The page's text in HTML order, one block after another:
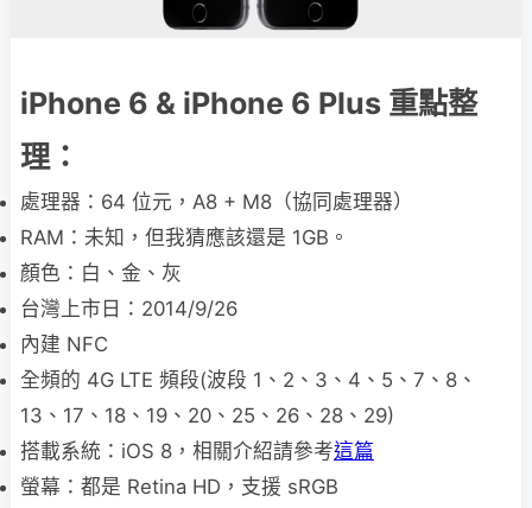
iPhone 6 & iPhone 6 Plus 重點整
理：
處理器：64 位元，A8 + M8（協同處理器）
RAM：未知，但我猜應該還是 1GB。
顏色：白、金、灰
台灣上市日：2014/9/26
內建 NFC
全頻的 4G LTE 頻段(波段 1、2、3、4、5、7、8、
13、17、18、19、20、25、26、28、29)
搭載系統：iOS 8，相關介紹請參考這篇
螢幕：都是 Retina HD，支援 sRGB